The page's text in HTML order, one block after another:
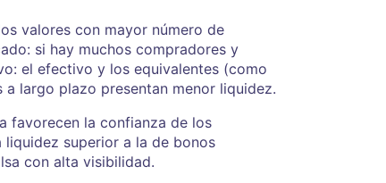
valores con mayor número de
si hay muchos compradores y
el efectivo y los equivalentes (como
largo plazo presentan menor liquidez.
favorecen la confianza de los
superior a la de bonos
con alta visibilidad.